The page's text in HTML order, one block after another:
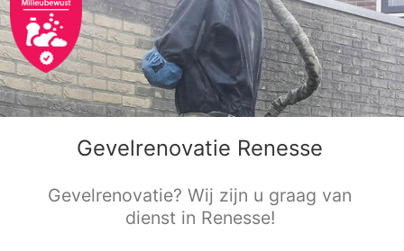
Gevelrenovatie Renesse
Gevelrenovatie? Wij zijn u graag van
dienst in Renesse!